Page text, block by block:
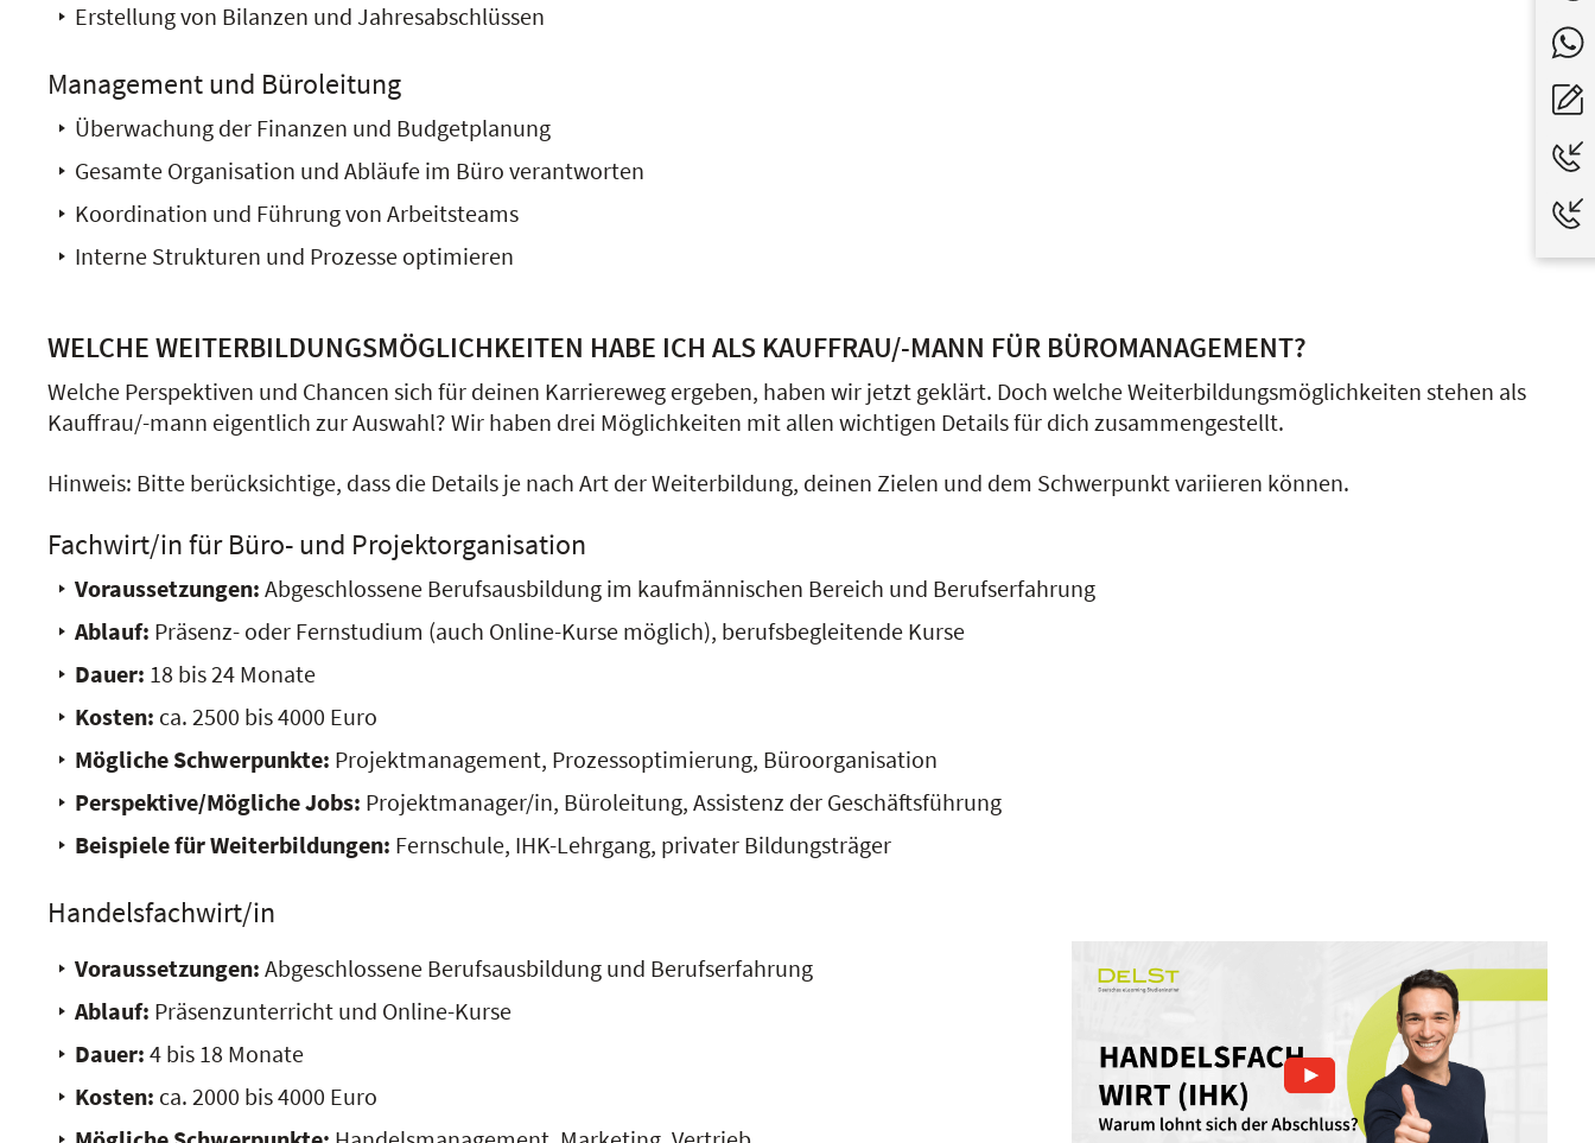
Erstellung von Bilanzen und Jahresabschlüssen
Management und Büroleitung
Überwachung der Finanzen und Budgetplanung
Gesamte Organisation und Abläufe im Büro verantworten
Koordination und Führung von Arbeitsteams
Interne Strukturen und Prozesse optimieren
WELCHE WEITERBILDUNGSMÖGLICHKEITEN HABE ICH ALS KAUFFRAU/-MANN FÜR BÜROMANAGEMENT?
Welche Perspektiven und Chancen sich für deinen Karriereweg ergeben, haben wir jetzt geklärt. Doch welche Weiterbildungsmöglichkeiten stehen als
Kauffrau/-mann eigentlich zur Auswahl? Wir haben drei Möglichkeiten mit allen wichtigen Details für dich zusammengestellt.
Hinweis: Bitte berücksichtige, dass die Details je nach Art der Weiterbildung, deinen Zielen und dem Schwerpunkt variieren können.
Fachwirt/in für Büro- und Projektorganisation
Voraussetzungen: Abgeschlossene Berufsausbildung im kaufmännischen Bereich und Berufserfahrung
Ablauf: Präsenz- oder Fernstudium (auch Online-Kurse möglich), berufsbegleitende Kurse
Dauer: 18 bis 24 Monate
Kosten: ca. 2500 bis 4000 Euro
Mögliche Schwerpunkte: Projektmanagement, Prozessoptimierung, Büroorganisation
Perspektive/Mögliche Jobs: Projektmanager/in, Büroleitung, Assistenz der Geschäftsführung
Beispiele für Weiterbildungen: Fernschule, IHK-Lehrgang, privater Bildungsträger
Handelsfachwirt/in
Voraussetzungen: Abgeschlossene Berufsausbildung und Berufserfahrung
Ablauf: Präsenzunterricht und Online-Kurse
Dauer: 4 bis 18 Monate
Kosten: ca. 2000 bis 4000 Euro